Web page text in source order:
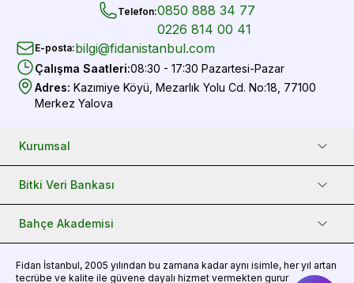
Telefon:0850 888 34 77
0226 814 00 41
E-posta:bilgi@fidanistanbul.com
Çalışma Saatleri:08:30 - 17:30 Pazartesi-Pazar
Adres: Kazımiye Köyü, Mezarlık Yolu Cd. No:18, 77100
Merkez Yalova
Kurumsal
Bitki Veri Bankası
Bahçe Akademisi
Fidan İstanbul, 2005 yılından bu zamana kadar aynı isimle, her yıl artan
tecrübe ve kalite ile güvene dayalı hizmet vermekten gurur